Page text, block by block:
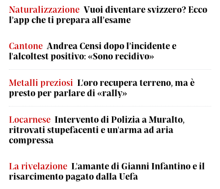
Naturalizzazione Vuoi diventare svizzero? Ecco
l’app che ti prepara all’esame
Cantone Andrea Censi dopo l’incidente e
l'alcoltest positivo: «Sono recidivo»
Metalli preziosi L'oro recupera terreno, ma è
presto per parlare di «rally»
Locarnese Intervento di Polizia a Muralto,
ritrovati stupefacenti e un'arma ad aria
compressa
La rivelazione L'amante di Gianni Infantino e il
risarcimento pagato dalla Uefa